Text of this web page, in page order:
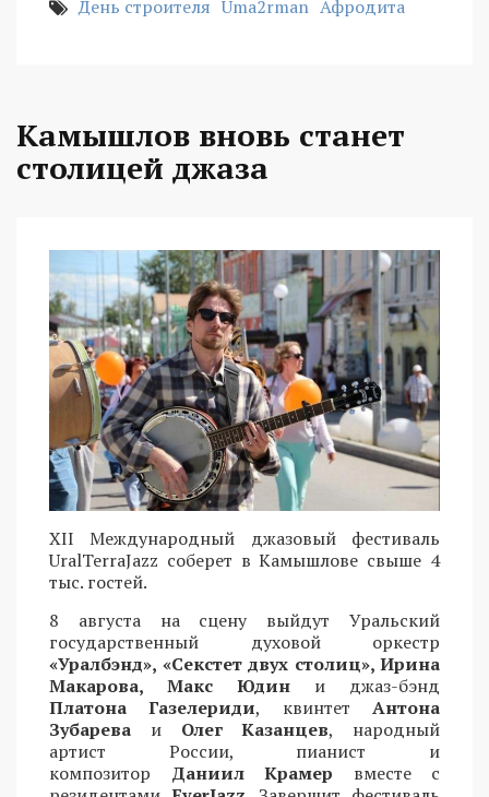
День строителя Uma2rman Афродита
Камышлов вновь станет
столицей джаза
XII Международный джазовый фестиваль
UralTerraJazz соберет в Камышлове свыше 4
тыс. гостей.
8 августа на сцену выйдут Уральский
государственный духовой оркестр
«Уралбэнд», «Секстет двух столиц», Ирина
Макарова, Макс Юдин и джаз-бэнд
Платона Газелериди, квинтетАнтона
Зубарева и Олег Казанцев, народный
артист России, пианист и
композитор Даниил Крамер вместе с